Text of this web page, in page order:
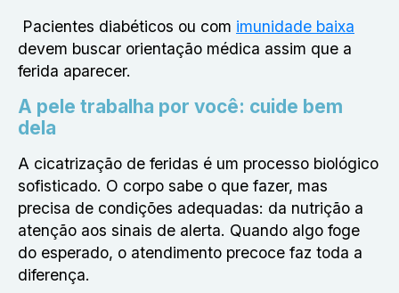
Pacientes diabéticos ou com imunidade baixa
devem buscar orientação médica assim que a
ferida aparecer.
A pele trabalha por você: cuide bem
dela
A cicatrização de feridas é um processo biológico
sofisticado. O corpo sabe o que fazer, mas
precisa de condições adequadas: da nutrição a
atenção aos sinais de alerta. Quando algo foge
do esperado, o atendimento precoce faz toda a
diferença.